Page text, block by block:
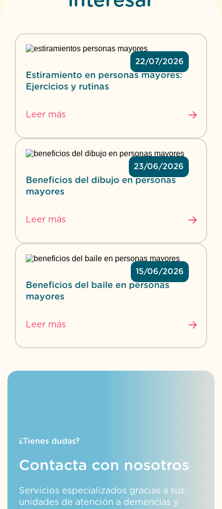
22/07/2026
Estiramiento en personas mayores:
Ejercicios y rutinas
Leer más
23/06/2026
Beneficios del dibujo en personas
mayores
Leer más
15/06/2026
Beneficios del baile en personas
mayores
Leer más
¿Tienes dudas?
Contacta con nosotros
Servicios especializados gracias a sus
unidades de atención a demencias y